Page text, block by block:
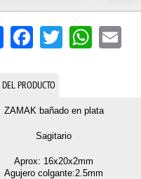
Share FacebookTwitterWhatsApp
Email
PRODUCTO
ZAMAK bañado en plata
Sagitario
Aprox: 16x20x2mm
Agujero colgante:2.5mm